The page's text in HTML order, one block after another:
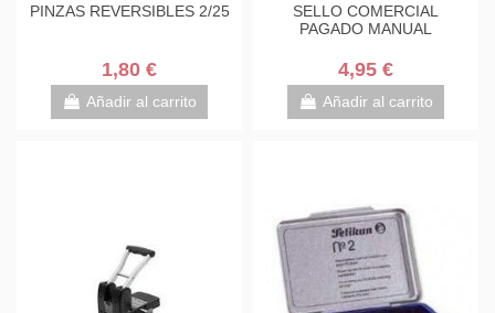
PINZAS REVERSIBLES 2/25
1,80 €
Añadir al carrito
SELLO COMERCIAL
PAGADO MANUAL
4,95 €
Añadir al carrito